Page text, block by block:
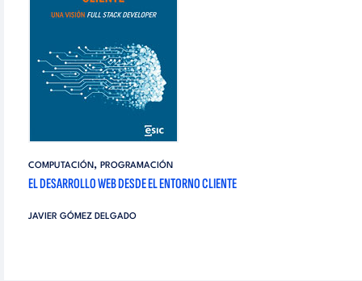
COMPUTACIÓN, PROGRAMACIÓN
EL DESARROLLO WEB DESDE EL ENTORNO CLIENTE
JAVIER GÓMEZ DELGADO